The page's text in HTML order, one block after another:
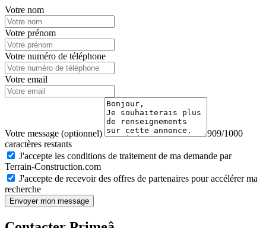
Votre nom
Votre prénom
Votre numéro de téléphone
Votre email
Votre message (optionnel)
909/1000
caractères restants
J'accepte les conditions de traitement de ma demande par
Terrain-Construction.com
J'accepte de recevoir des offres de partenaires pour accélérer ma
recherche
Envoyer mon message